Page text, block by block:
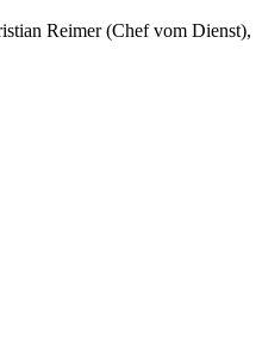
Reimer (Chef vom Dienst),